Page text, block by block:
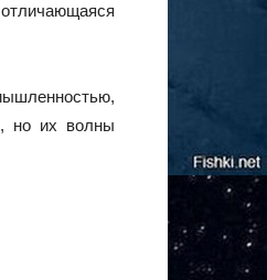
но их волны